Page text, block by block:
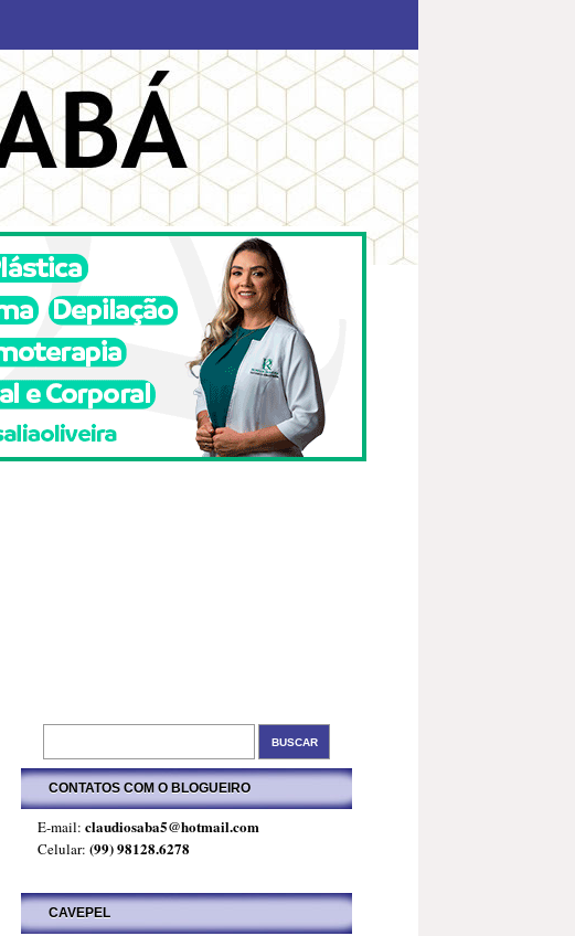
CONTATOS COM O BLOGUEIRO
E-mail: claudiosaba5@hotmail.com
Celular: (99) 98128.6278
CAVEPEL